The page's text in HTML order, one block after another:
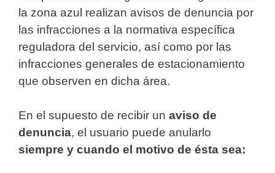
la zona azul realizan avisos de denuncia por
las infracciones a la normativa específica
reguladora del servicio, así como por las
infracciones generales de estacionamiento
que observen en dicha área.
En el supuesto de recibir un aviso de
denuncia, el usuario puede anularlo
siempre y cuando el motivo de ésta sea: